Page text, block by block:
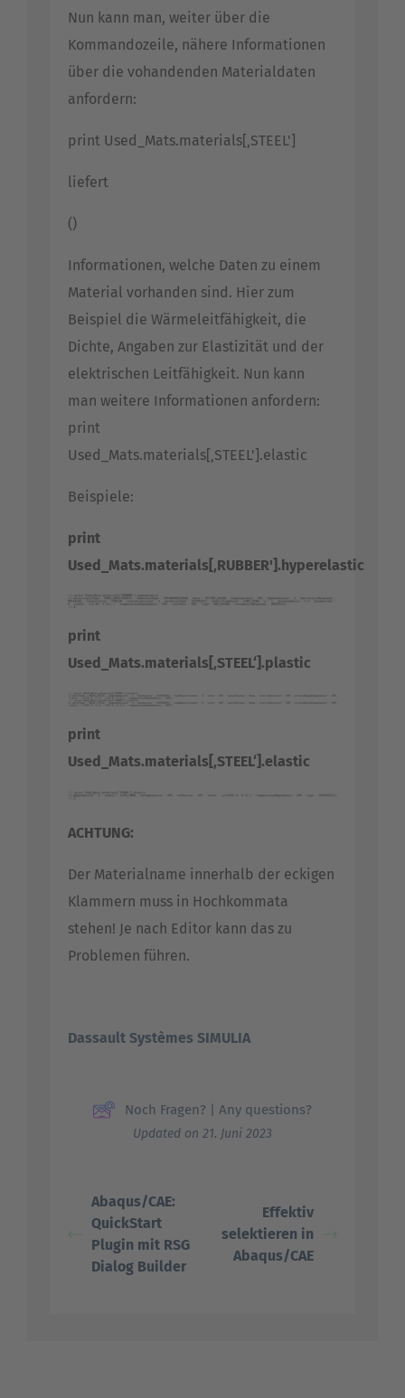
Nun kann man, weiter über die
Kommandozeile, nähere Informationen
über die vohandenden Materialdaten
anfordern:
print Used_Mats.materials[‚STEEL']
liefert
()
Informationen, welche Daten zu einem
Material vorhanden sind. Hier zum
Beispiel die Wärmeleitfähigkeit, die
Dichte, Angaben zur Elastizität und der
elektrischen Leitfähigkeit. Nun kann
man weitere Informationen anfordern:
print
Used_Mats.materials[‚STEEL'].elastic
Beispiele:
print
Used_Mats.materials[‚RUBBER'].hyperelastic
print
Used_Mats.materials[‚STEEL‘].plastic
print
Used_Mats.materials[‚STEEL‘].elastic
ACHTUNG:
Der Materialname innerhalb der eckigen
Klammern muss in Hochkommata
stehen! Je nach Editor kann das zu
Problemen führen.
Dassault Systèmes SIMULIA
Noch Fragen? | Any questions?
Updated on 21. Juni 2023
Abaqus/CAE:
QuickStart
Plugin mit RSG
Dialog Builder
Effektiv
selektieren in
Abaqus/CAE